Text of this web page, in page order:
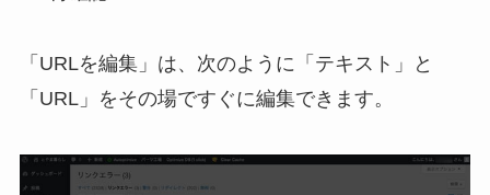
「URLを編集」は、次のように「テキスト」と
「URL」をその場ですぐに編集できます。